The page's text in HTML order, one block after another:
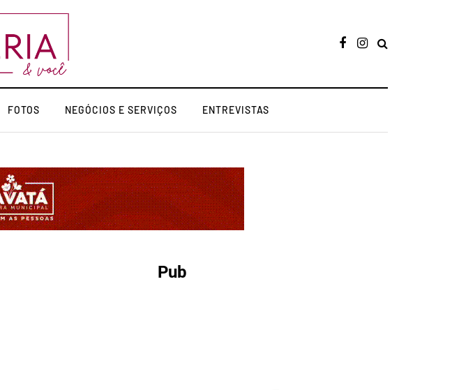
FOTOS NEGÓCIOS E SERVIÇOS ENTREVISTAS
Pub